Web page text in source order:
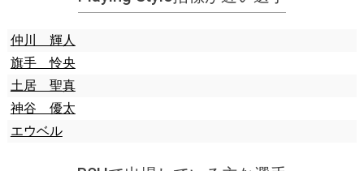
仲川 輝人
旗手 怜央
土居 聖真
神谷 優太
エウベル